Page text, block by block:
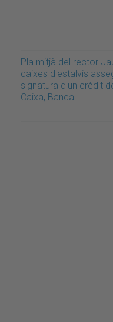
Pla mitjà del rector
caixes d'estalvis
signatura d'un crèdit
Caixa, Banca…